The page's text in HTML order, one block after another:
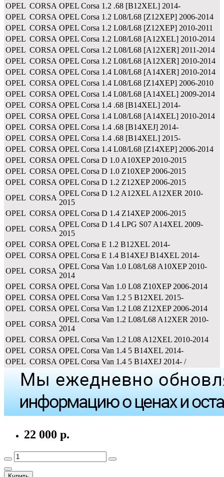
OPEL CORSA OPEL Corsa 1.2 .68 [B12XEL] 2014-
OPEL CORSA OPEL Corsa 1.2 L08/L68 [Z12XEP] 2006-2014
OPEL CORSA OPEL Corsa 1.2 L08/L68 [Z12XEP] 2010-2011
OPEL CORSA OPEL Corsa 1.2 L08/L68 [A12XEL] 2010-2014
OPEL CORSA OPEL Corsa 1.2 L08/L68 [A12XER] 2011-2014
OPEL CORSA OPEL Corsa 1.2 L08/L68 [A12XER] 2010-2014
OPEL CORSA OPEL Corsa 1.4 L08/L68 [A14XER] 2010-2014
OPEL CORSA OPEL Corsa 1.4 L08/L68 [Z14XEP] 2006-2010
OPEL CORSA OPEL Corsa 1.4 L08/L68 [A14XEL] 2009-2014
OPEL CORSA OPEL Corsa 1.4 .68 [B14XEL] 2014-
OPEL CORSA OPEL Corsa 1.4 L08/L68 [A14XEL] 2010-2014
OPEL CORSA OPEL Corsa 1.4 .68 [B14XEJ] 2014-
OPEL CORSA OPEL Corsa 1.4 .68 [B14XEL] 2015-
OPEL CORSA OPEL Corsa 1.4 L08/L68 [Z14XEP] 2006-2014
OPEL CORSA OPEL Corsa D 1.0 A10XEP 2010-2015
OPEL CORSA OPEL Corsa D 1.0 Z10XEP 2006-2015
OPEL CORSA OPEL Corsa D 1.2 Z12XEP 2006-2015
OPEL CORSA
OPEL Corsa D 1.2 A12XEL A12XER 2010-
2015
OPEL CORSA OPEL Corsa D 1.4 Z14XEP 2006-2015
OPEL CORSA
OPEL Corsa D 1.4 LPG S07 A14XEL 2009-
2015
OPEL CORSA OPEL Corsa E 1.2 B12XEL 2014-
OPEL CORSA OPEL Corsa E 1.4 B14XEJ B14XEL 2014-
OPEL CORSA
OPEL Corsa Van 1.0 L08/L68 A10XEP 2010-
2014
OPEL CORSA OPEL Corsa Van 1.0 L08 Z10XEP 2006-2014
OPEL CORSA OPEL Corsa Van 1.2 5 B12XEL 2015-
OPEL CORSA OPEL Corsa Van 1.2 L08 Z12XEP 2006-2014
OPEL CORSA
OPEL Corsa Van 1.2 L08/L68 A12XER 2010-
2014
OPEL CORSA OPEL Corsa Van 1.2 L08 A12XEL 2010-2014
OPEL CORSA OPEL Corsa Van 1.4 5 B14XEL 2014-
OPEL CORSA OPEL Corsa Van 1.4 5 B14XEJ 2014- /
22 000 р.